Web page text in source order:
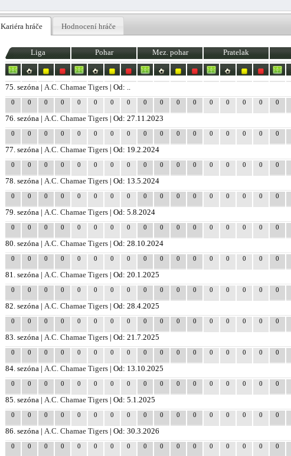
Kariéra hráče Hodnocení hráče
Liga Pohar Mez. pohar Pratelak
75. sezóna | A.C. Chamae Tigers | Od: ..
0 0 0 0 0 0 0 0 0 0 0 0 0 0 0 0 0
76. sezóna | A.C. Chamae Tigers | Od: 27.11.2023
0 0 0 0 0 0 0 0 0 0 0 0 0 0 0 0 0
77. sezóna | A.C. Chamae Tigers | Od: 19.2.2024
0 0 0 0 0 0 0 0 0 0 0 0 0 0 0 0 0
78. sezóna | A.C. Chamae Tigers | Od: 13.5.2024
0 0 0 0 0 0 0 0 0 0 0 0 0 0 0 0 0
79. sezóna | A.C. Chamae Tigers | Od: 5.8.2024
0 0 0 0 0 0 0 0 0 0 0 0 0 0 0 0 0
80. sezóna | A.C. Chamae Tigers | Od: 28.10.2024
0 0 0 0 0 0 0 0 0 0 0 0 0 0 0 0 0
81. sezóna | A.C. Chamae Tigers | Od: 20.1.2025
0 0 0 0 0 0 0 0 0 0 0 0 0 0 0 0 0
82. sezóna | A.C. Chamae Tigers | Od: 28.4.2025
0 0 0 0 0 0 0 0 0 0 0 0 0 0 0 0 0
83. sezóna | A.C. Chamae Tigers | Od: 21.7.2025
0 0 0 0 0 0 0 0 0 0 0 0 0 0 0 0 0
84. sezóna | A.C. Chamae Tigers | Od: 13.10.2025
0 0 0 0 0 0 0 0 0 0 0 0 0 0 0 0 0
85. sezóna | A.C. Chamae Tigers | Od: 5.1.2025
0 0 0 0 0 0 0 0 0 0 0 0 0 0 0 0 0
86. sezóna | A.C. Chamae Tigers | Od: 30.3.2026
0 0 0 0 0 0 0 0 0 0 0 0 0 0 0 0 0